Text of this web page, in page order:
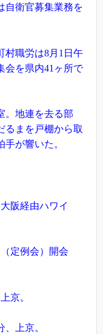
自衛官募集業務を
村職労は8月1日午
会を県内41ヶ所で
。地連を去る部
るまを戸棚から取
が響いた。
阪経由ハワイ
定例会）開会
京。
上京。